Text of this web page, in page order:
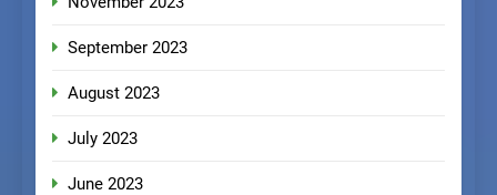
September 2023
August 2023
July 2023
June 2023